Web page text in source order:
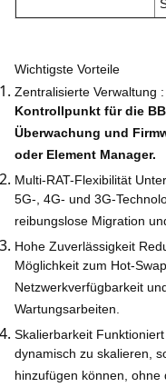
Wichtigste Vorteile
Zentralisierte Verwaltung :
Kontrollpunkt für die
Überwachung und
oder Element Manager.
Multi-RAT-Flexibilität
5G-, 4G- und 3G-
reibungslose Migration
Hohe Zuverlässigkeit
Möglichkeit zum Hot-
Netzwerkverfügbarkeit
Wartungsarbeiten.
Skalierbarkeit
dynamisch zu skalieren,
hinzufügen können,